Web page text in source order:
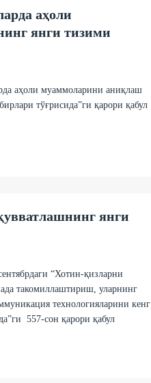
аҳоли
янги тизими
аҳоли муаммоларини аниқлаш
тўғрисида”ги қарори қабул
янги
“Хотин-қизларни
такомиллаштириш, уларнинг
технологияларини кенг
557-сон қарори қабул